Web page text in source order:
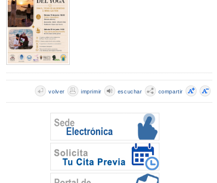
compartir
escuchar
imprimir
volver